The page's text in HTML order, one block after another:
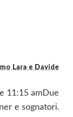
Lara e Davide
11:15 amDue
e sognatori.